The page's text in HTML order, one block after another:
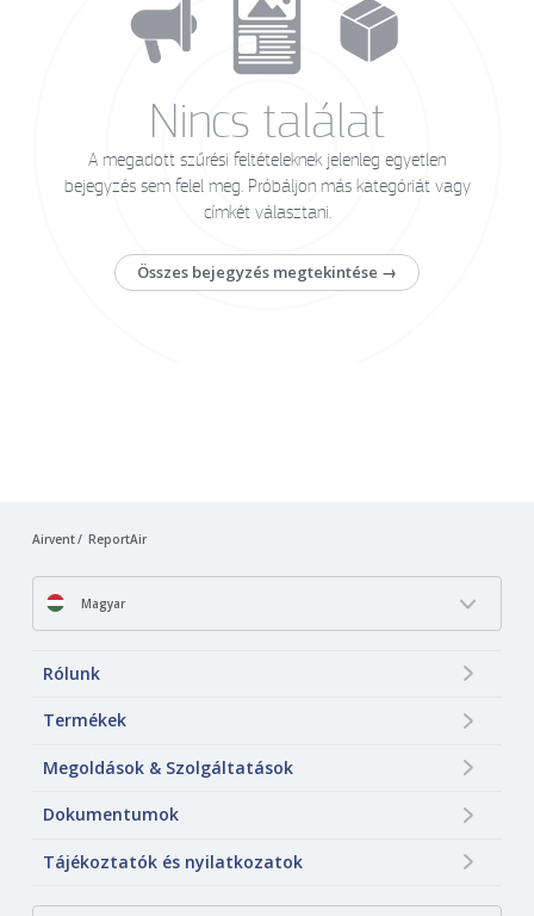
Nincs találat
A megadott szűrési feltételeknek jelenleg egyetlen
bejegyzés sem felel meg. Próbáljon más kategóriát vagy
címkét választani.
Összes bejegyzés megtekintése →
Airvent ReportAir
Magyar
Rólunk
Termékek
Megoldások & Szolgáltatások
Dokumentumok
Tájékoztatók és nyilatkozatok